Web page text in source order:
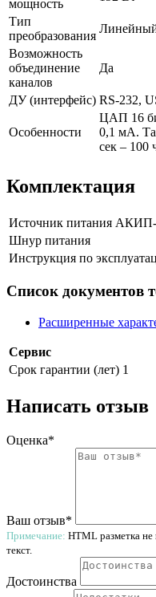
мощность
Тип
преобразования
Возможность
объединение
каналов
Да
ДУ (интерфейс) RS-232,
Особенности
ЦАП 16
0,1 мА.
сек – 100
Комплектация
Источник питания АКИП-
Шнур питания
Инструкция по
Список документов
Расширенные
Сервис
Срок гарантии (лет) 1
Написать отзыв
Оценка*
Ваш отзыв*
Примечание: HTML разметка
текст.
Достоинства